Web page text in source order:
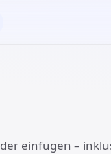
einfügen –